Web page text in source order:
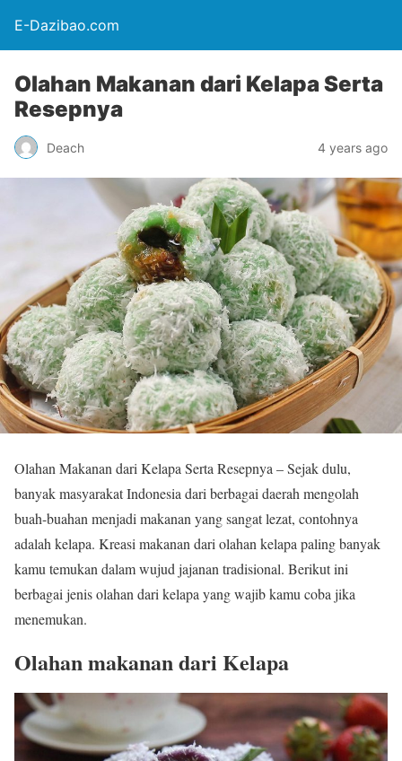
E-Dazibao.com
Olahan Makanan dari Kelapa Serta
Resepnya
Deach 4 years ago
Olahan Makanan dari Kelapa Serta Resepnya – Sejak dulu,
banyak masyarakat Indonesia dari berbagai daerah mengolah
buah-buahan menjadi makanan yang sangat lezat, contohnya
adalah kelapa. Kreasi makanan dari olahan kelapa paling banyak
kamu temukan dalam wujud jajanan tradisional. Berikut ini
berbagai jenis olahan dari kelapa yang wajib kamu coba jika
menemukan.
Olahan makanan dari Kelapa